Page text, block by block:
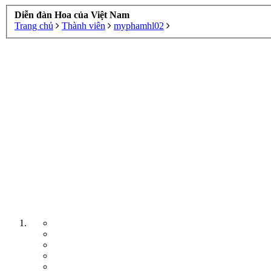
Diễn đàn Hoa của Việt Nam
Trang chủ
Thành viên myphamhl02